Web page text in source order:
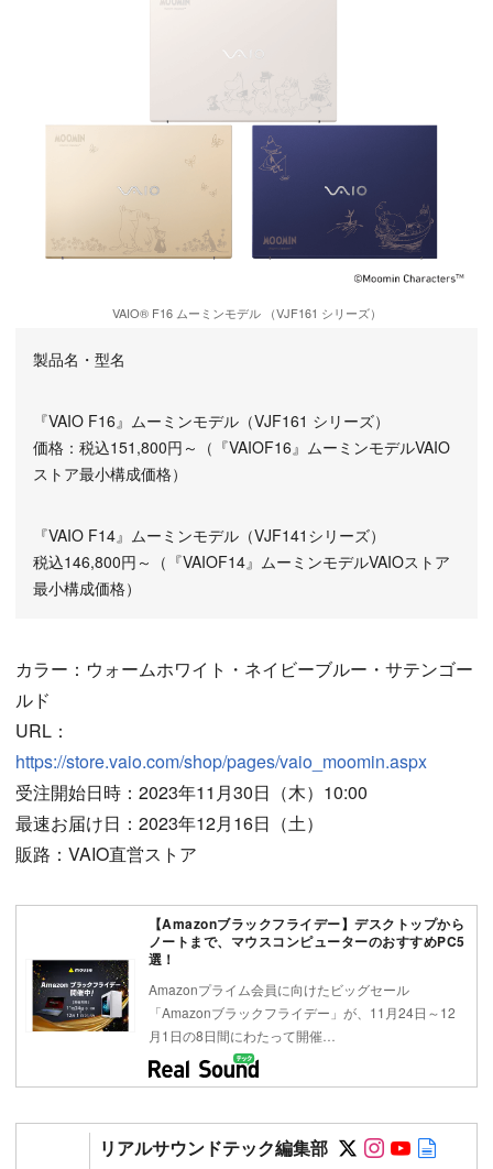
VAIO® F16 ムーミンモデル （VJF161 シリーズ）
製品名・型名
『VAIO F16』ムーミンモデル（VJF161 シリーズ）
価格：税込151,800円～（『VAIOF16』ムーミンモデルVAIO
ストア最小構成価格）
『VAIO F14』ムーミンモデル（VJF141シリーズ）
税込146,800円～（『VAIOF14』ムーミンモデルVAIOストア
最小構成価格）
カラー：ウォームホワイト・ネイビーブルー・サテンゴー
ルド
URL：
https://store.vaio.com/shop/pages/vaio_moomin.aspx
受注開始日時：2023年11月30日（木）10:00
最速お届け日：2023年12月16日（土）
販路：VAIO直営ストア
【Amazonブラックフライデー】デスクトップから
ノートまで、マウスコンピューターのおすすめPC5
選！
Amazonプライム会員に向けたビッグセール
「Amazonブラックフライデー」が、11月24日～12
月1日の8日間にわたって開催…
リアルサウンドテック編集部 Follow on
Follow on
Follow